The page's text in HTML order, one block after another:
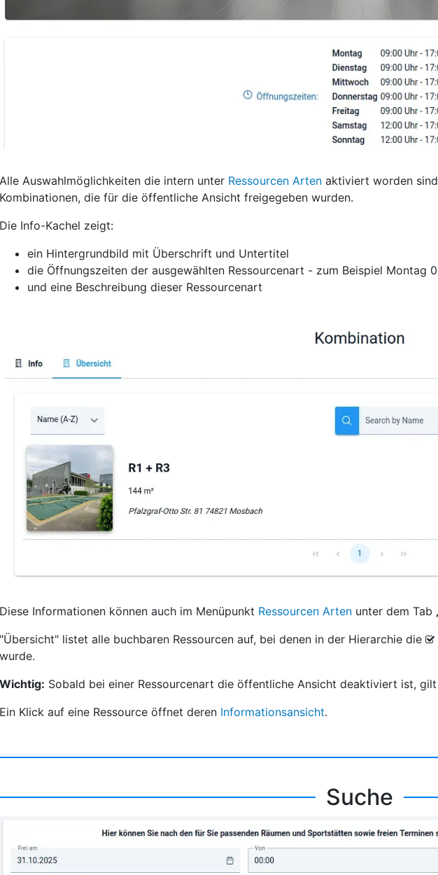
Alle Auswahlmöglichkeiten die intern unter Ressourcen Arten aktiviert worden
Kombinationen, die für die öffentliche Ansicht freigegeben wurden.
Die Info-Kachel zeigt:
ein Hintergrundbild mit Überschrift und Untertitel
die Öffnungszeiten der ausgewählten Ressourcenart - zum Beispiel Montag
und eine Beschreibung dieser Ressourcenart
Diese Informationen können auch im Menüpunkt Ressourcen Arten unter dem Tab
"Übersicht" listet alle buchbaren Ressourcen auf, bei denen in der Hierarchie die
wurde.
Wichtig: Sobald bei einer Ressourcenart die öffentliche Ansicht deaktiviert ist,
Ein Klick auf eine Ressource öffnet deren Informationsansicht.
Suche